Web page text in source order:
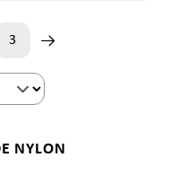
Página
3
NYLON